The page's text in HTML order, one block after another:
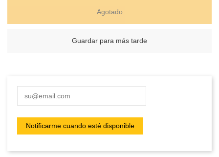
Agotado
Guardar para más tarde